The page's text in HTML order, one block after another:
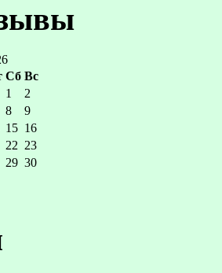
Сб Вс
1
2
8
9
15 16
22 23
29 30